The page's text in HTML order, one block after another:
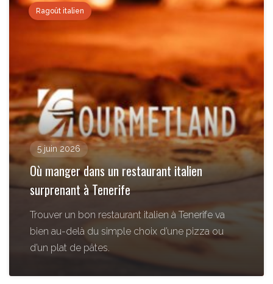
Ragoût italien
5 juin 2026
Où manger dans un restaurant italien
surprenant à Tenerife
Trouver un bon restaurant italien à Tenerife va
bien au-delà du simple choix d’une pizza ou
d’un plat de pâtes.